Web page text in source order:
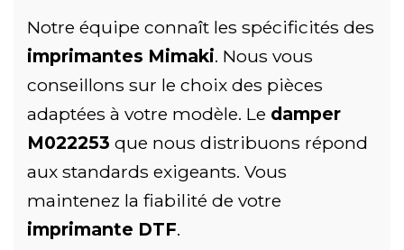
Notre équipe connaît les spécificités des
imprimantes Mimaki. Nous vous
conseillons sur le choix des pièces
adaptées à votre modèle. Le damper
M022253 que nous distribuons répond
aux standards exigeants. Vous
maintenez la fiabilité de votre
imprimante DTF.